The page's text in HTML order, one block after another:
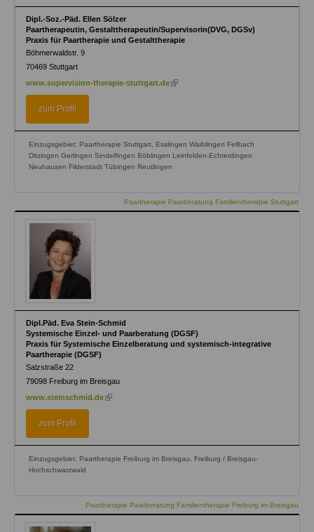
Dipl.-Soz.-Päd. Ellen Sölzer
Paartherapeutin, Gestalttherapeutin/Supervisorin(DVG, DGSv)
Praxis für Paartherapie und Gestalttherapie
Böhmerwaldstr. 9
70469 Stuttgart
www.supervision-therapie-stuttgart.de (link
zum Profil
Einzugsgebiet: Paartherapie Stuttgart, Esslingen Waiblingen Fellbach
Ditzingen Gerlingen Sindelfingen Böblingen Leinfelden-Echterdingen
Neuhausen Filderstadt Tübingen Reutlingen
Paartherapie Paarberatung Familientherapie Stuttgart
Dipl.Päd. Eva Stein-Schmid
Systemische Einzel- und Paarberatung (DGSF)
Praxis für Systemische Einzelberatung und systemisch-integrative
Paartherapie (DGSF)
Salzstraße 22
79098 Freiburg im Breisgau
www.steinschmid.de (link
zum Profil
Einzugsgebiet: Paartherapie Freiburg im Breisgau, Freiburg / Breisgau-
Hochschwarzwald
Paartherapie Paarberatung Familientherapie Freiburg im Breisgau